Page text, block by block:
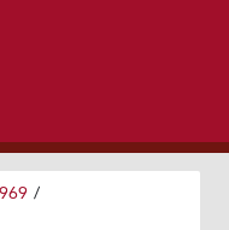
/